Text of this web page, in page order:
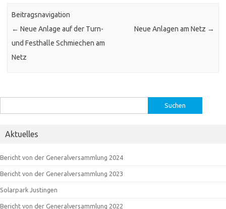
Beitragsnavigation
← Neue Anlage auf der Turn-
und Festhalle Schmiechen am
Netz
Neue Anlagen am Netz →
nach:
Aktuelles
Bericht von der Generalversammlung 2024
Bericht von der Generalversammlung 2023
Solarpark Justingen
Bericht von der Generalversammlung 2022